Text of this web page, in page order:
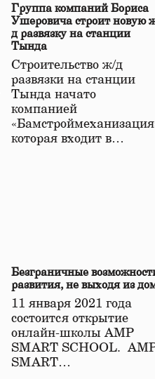
Группа компаний Бориса
Ушеровича строит новую
д развязку на станции
Тында
Строительство ж/д
развязки на станции
Тында начато
компанией
которая входит в…
Безграничные
развития, не выходя из
11 января 2021 года
состоится открытие
онлайн-школы АМР
SMART SCHOOL.
SMART…